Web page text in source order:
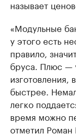
называет
«Модульные
у этого есть
правило,
бруса. Плюс —
изготовления,
быстрее.
легко
время можно
отметил Роман